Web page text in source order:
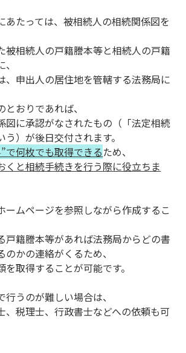
あたっては、被相続人の相続関係図を
被相続人の戸籍謄本等と相続人の戸籍
、申出人の居住地を管轄する法務局に
おりであれば、
図に承認がなされたもの（「法定相続
）が後日交付されます。
で何枚でも取得できるため、
くと相続手続きを行う際に役立ちま
ームページを参照しながら作成するこ
戸籍謄本等があれば法務局からどの書
かの連絡がくるため、
取得することが可能です。
うのが難しい場合は、
、税理士、行政書士などへの依頼も可